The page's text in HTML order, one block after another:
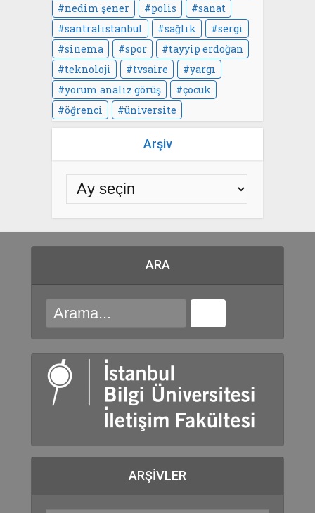
nedim şener
polis
sanat
santralistanbul
sağlık
sergi
sinema
spor
tayyip erdoğan
teknoloji
tvsaire
yargı
yorum analiz görüş
çocuk
öğrenci
üniversite
Arşiv
ARA
ARŞIVLER